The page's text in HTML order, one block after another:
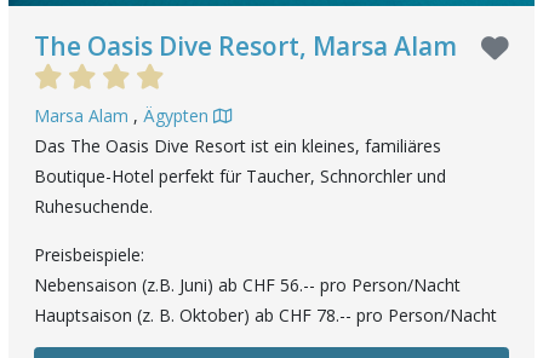
The Oasis Dive Resort, Marsa Alam
Marsa Alam , Ägypten
Das The Oasis Dive Resort ist ein kleines, familiäres
Boutique-Hotel perfekt für Taucher, Schnorchler und
Ruhesuchende.
Preisbeispiele:
Nebensaison (z.B. Juni) ab CHF 56.-- pro Person/Nacht
Hauptsaison (z. B. Oktober) ab CHF 78.-- pro Person/Nacht